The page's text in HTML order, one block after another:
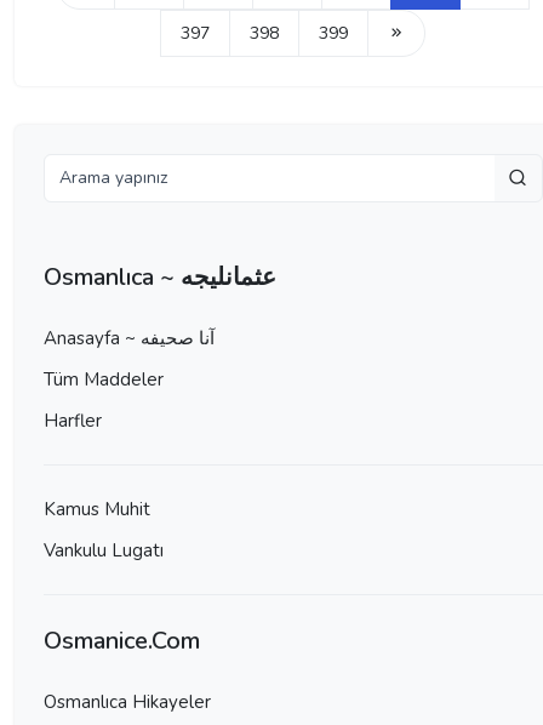
397 398 399
Osmanlıca ~ عثمانليجه
Anasayfa ~ آنا صحيفه
Tüm Maddeler
Harfler
Kamus Muhit
Vankulu Lugatı
Osmanice.Com
Osmanlıca Hikayeler